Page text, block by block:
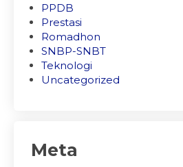
PPDB
Prestasi
Romadhon
SNBP-SNBT
Teknologi
Uncategorized
Meta